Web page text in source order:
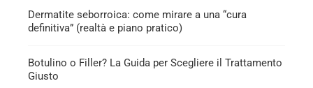
Dermatite seborroica: come mirare a una “cura
definitiva” (realtà e piano pratico)
Botulino o Filler? La Guida per Scegliere il Trattamento
Giusto